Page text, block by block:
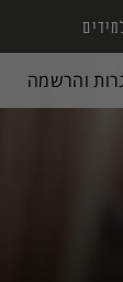
יואל גבע
והרשמה